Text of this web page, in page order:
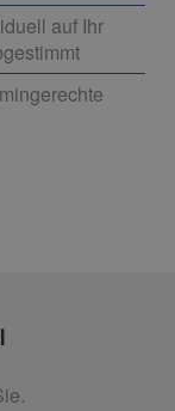
auf Ihr